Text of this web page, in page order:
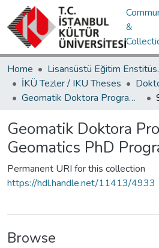
&
Home
Lisansüstü
İKÜ Tezler / IKU Theses
Geomatik Doktora Programı / Geomatics PhD Program
Geomatik Doktora
Geomatics PhD
Permanent URI for this collection
https://hdl.handle.net/11413/4933
Browse